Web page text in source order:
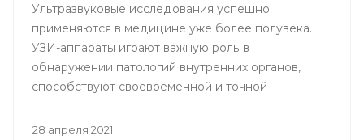
Ультразвуковые исследования успешно
применяются в медицине уже более полувека.
УЗИ-аппараты играют важную роль в
обнаружении патологий внутренних органов,
способствуют своевременной и точной
успешного и эффективного лечения.
28 апреля 2021